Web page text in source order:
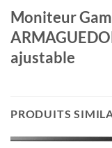
Moniteur
ajustable
PRODUITS